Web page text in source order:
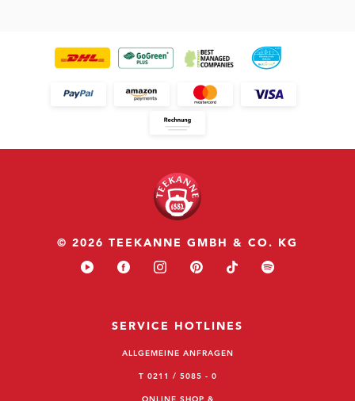
© 2026 TEEKANNE GMBH & CO. KG
SERVICE HOTLINES
ALLGEMEINE ANFRAGEN
T 0211 / 5085 - 0
ONLINE SHOP &